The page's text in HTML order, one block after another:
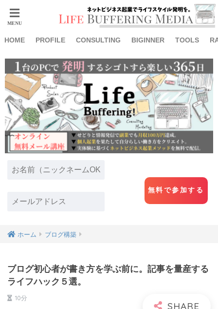
HOME PROFILE CONSULTING BIGINNER TOOLS
ホーム ブログ構築
ブログ初心者が書き方を学ぶ前に。記事を量産する
ライフハック５選。
10分